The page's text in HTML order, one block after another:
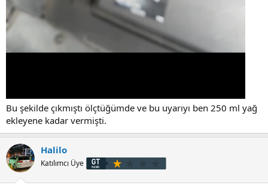
Bu şekilde çıkmıştı ölçtüğümde ve bu uyarıyı ben 250 ml yağ
ekleyene kadar vermişti.
Halilo
Katılımcı Üye